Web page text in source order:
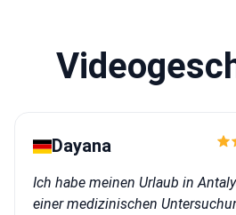
Dayana
Ich habe meinen Urlaub in
einer medizinischen